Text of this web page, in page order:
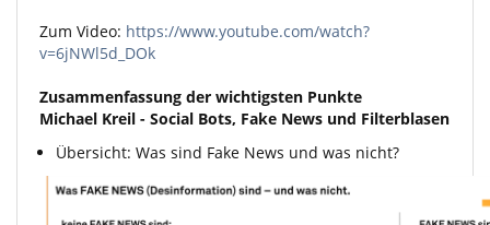
Zum Video: https://www.youtube.com/watch?
v=6jNWl5d_DOk
Zusammenfassung der wichtigsten Punkte
Michael Kreil - Social Bots, Fake News und Filterblasen
Übersicht: Was sind Fake News und was nicht?